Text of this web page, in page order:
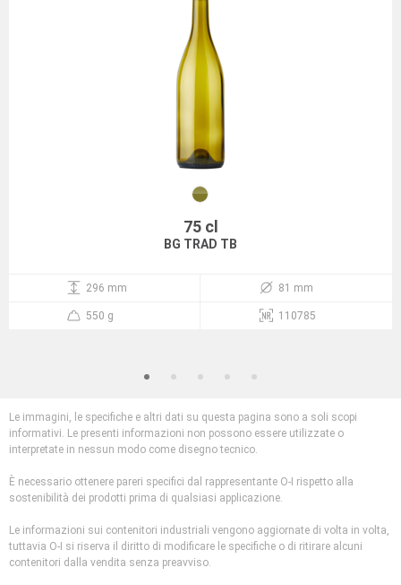
75 cl
BG TRAD TB
296 mm 81 mm
550 g 110785
Le immagini, le specifiche e altri dati su questa pagina sono a soli scopi
informativi. Le presenti informazioni non possono essere utilizzate o
interpretate in nessun modo come disegno tecnico.
È necessario ottenere pareri specifici dal rappresentante O-I rispetto alla
sostenibilità dei prodotti prima di qualsiasi applicazione.
Le informazioni sui contenitori industriali vengono aggiornate di volta in volta,
tuttavia O-I si riserva il diritto di modificare le specifiche o di ritirare alcuni
contenitori dalla vendita senza preavviso.